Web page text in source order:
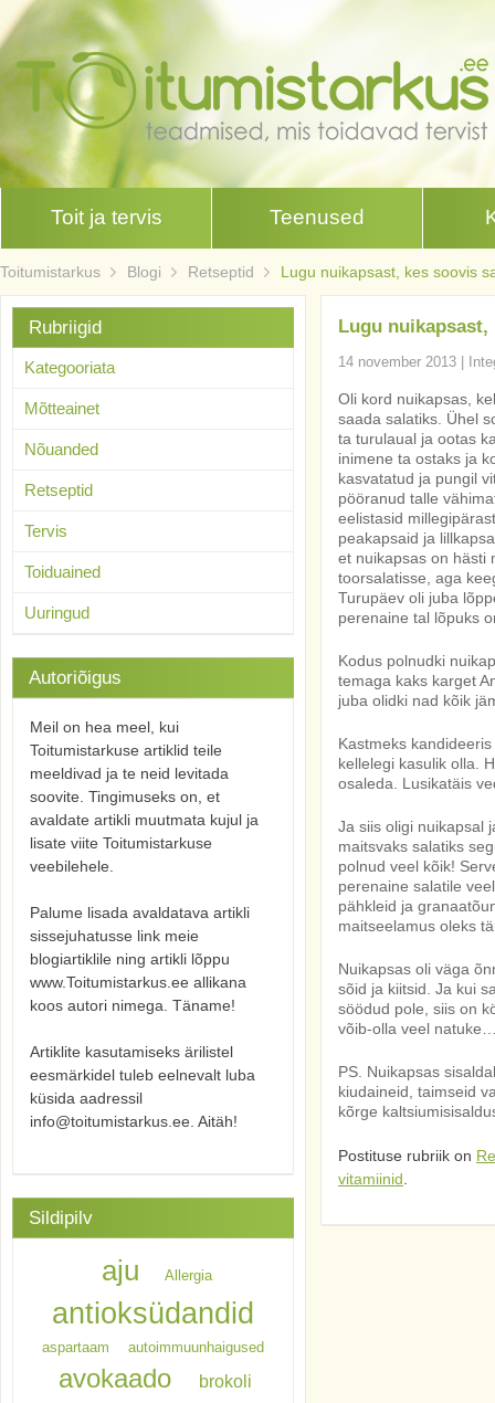
Toit ja tervis Teenused
Toitumistarkus Blogi Retseptid Lugu nuikapsast, kes soovis
Lugu
14 november 2013
Oli kord nuikapsas,
saada salatiks. Ühel
ta turulaual ja ootas
inimene ta ostaks ja
kasvatatud ja pungil
pööranud talle
eelistasid
peakapsaid ja
et nuikapsas on hästi
toorsalatisse, aga
Turupäev oli juba
perenaine tal lõpuks
Kodus polnudki
temaga kaks karget
juba olidki nad kõik
Kastmeks
kellelegi kasulik olla.
osaleda. Lusikatäis
Ja siis oligi nuikapsal
maitsvaks salatiks
polnud veel kõik!
perenaine salatile
pähkleid ja
maitseelamus oleks
Nuikapsas oli väga
sõid ja kiitsid. Ja kui
söödud pole, siis on
võib-olla veel
PS. Nuikapsas
kiudaineid, taimseid
kõrge
Postituse rubriik on
vitamiinid
Rubriigid
Kategooriata
Mõtteainet
Nõuanded
Retseptid
Tervis
Toiduained
Uuringud
Autoriõigus
Meil on hea meel, kui
Toitumistarkuse artiklid teile
meeldivad ja te neid levitada
soovite. Tingimuseks on, et
avaldate artikli muutmata kujul ja
lisate viite Toitumistarkuse
veebilehele.
Palume lisada avaldatava artikli
sissejuhatusse link meie
blogiartiklile ning artikli lõppu
www.Toitumistarkus.ee allikana
koos autori nimega. Täname!
Artiklite kasutamiseks ärilistel
eesmärkidel tuleb eelnevalt luba
küsida aadressil
info@toitumistarkus.ee. Aitäh!
Sildipilv
aju Allergia
antioksüdandid
aspartaam autoimmuunhaigused
avokaado brokoli